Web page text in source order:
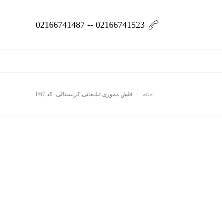
02166741523 -- 02166741487
خانه فلش مموری تبلیغاتی کریستالی- کد F67